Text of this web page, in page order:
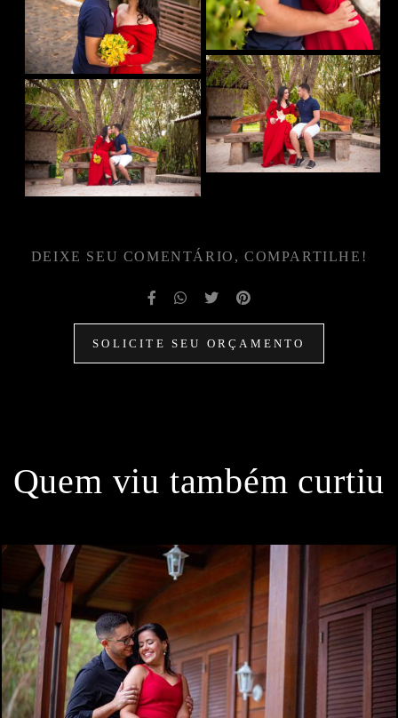
DEIXE SEU COMENTÁRIO, COMPARTILHE!
SOLICITE SEU ORÇAMENTO
Quem viu também curtiu
0